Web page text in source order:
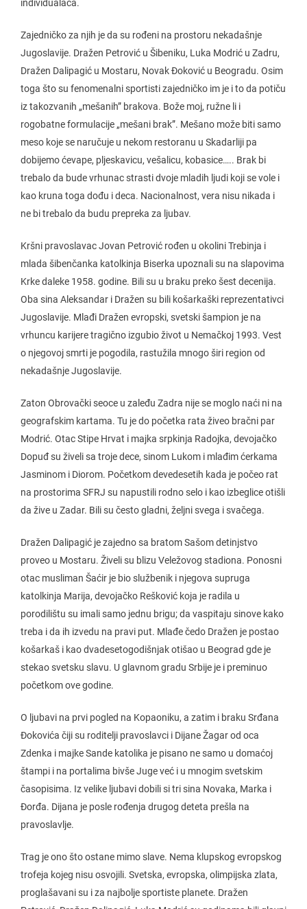
individualaca.
Zajedničko za njih je da su rođeni na prostoru nekadašnje
Jugoslavije. Dražen Petrović u Šibeniku, Luka Modrić u Zadru,
Dražen Dalipagić u Mostaru, Novak Đoković u Beogradu. Osim
toga što su fenomenalni sportisti zajedničko im je i to da potiču
iz takozvanih „mešanih” brakova. Bože moj, ružne li i
rogobatne formulacije „mešani brak”. Mešano može biti samo
meso koje se naručuje u nekom restoranu u Skadarliji pa
dobijemo ćevape, pljeskavicu, vešalicu, kobasice….. Brak bi
trebalo da bude vrhunac strasti dvoje mladih ljudi koji se vole i
kao kruna toga dođu i deca. Nacionalnost, vera nisu nikada i
ne bi trebalo da budu prepreka za ljubav.
Kršni pravoslavac Jovan Petrović rođen u okolini Trebinja i
mlada šibenčanka katolkinja Biserka upoznali su na slapovima
Krke daleke 1958. godine. Bili su u braku preko šest decenija.
Oba sina Aleksandar i Dražen su bili košarkaški reprezentativci
Jugoslavije. Mlađi Dražen evropski, svetski šampion je na
vrhuncu karijere tragično izgubio život u Nemačkoj 1993. Vest
o njegovoj smrti je pogodila, rastužila mnogo širi region od
nekadašnje Jugoslavije.
Zaton Obrovački seoce u zaleđu Zadra nije se moglo naći ni na
geografskim kartama. Tu je do početka rata živeo bračni par
Modrić. Otac Stipe Hrvat i majka srpkinja Radojka, devojačko
Dopuđ su živeli sa troje dece, sinom Lukom i mlađim ćerkama
Jasminom i Diorom. Početkom devedesetih kada je počeo rat
na prostorima SFRJ su napustili rodno selo i kao izbeglice otišli
da žive u Zadar. Bili su često gladni, željni svega i svačega.
Dražen Dalipagić je zajedno sa bratom Sašom detinjstvo
proveo u Mostaru. Živeli su blizu Veležovog stadiona. Ponosni
otac musliman Šaćir je bio službenik i njegova supruga
katolkinja Marija, devojačko Rešković koja je radila u
porodilištu su imali samo jednu brigu; da vaspitaju sinove kako
treba i da ih izvedu na pravi put. Mlađe čedo Dražen je postao
košarkaš i kao dvadesetogodišnjak otišao u Beograd gde je
stekao svetsku slavu. U glavnom gradu Srbije je i preminuo
početkom ove godine.
O ljubavi na prvi pogled na Kopaoniku, a zatim i braku Srđana
Đokovića čiji su roditelji pravoslavci i Dijane Žagar od oca
Zdenka i majke Sande katolika je pisano ne samo u domaćoj
štampi i na portalima bivše Juge već i u mnogim svetskim
časopisima. Iz velike ljubavi dobili si tri sina Novaka, Marka i
Đorđa. Dijana je posle rođenja drugog deteta prešla na
pravoslavlje.
Trag je ono što ostane mimo slave. Nema klupskog evropskog
trofeja kojeg nisu osvojili. Svetska, evropska, olimpijska zlata,
proglašavani su i za najbolje sportiste planete. Dražen